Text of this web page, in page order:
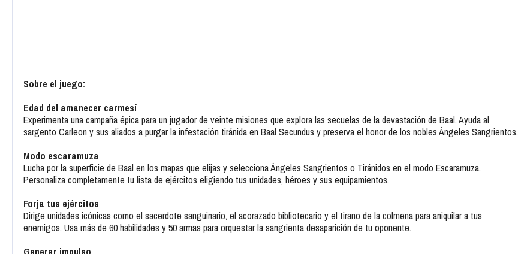
Sobre el juego:
Edad del amanecer carmesí
Experimenta una campaña épica para un jugador de veinte misiones que explora las secuelas de la devastación de Baal. Ayuda al
sargento Carleon y sus aliados a purgar la infestación tiránida en Baal Secundus y preserva el honor de los nobles Ángeles Sangrientos.
Modo escaramuza
Lucha por la superficie de Baal en los mapas que elijas y selecciona Ángeles Sangrientos o Tiránidos en el modo Escaramuza.
Personaliza completamente tu lista de ejércitos eligiendo tus unidades, héroes y sus equipamientos.
Forja tus ejércitos
Dirige unidades icónicas como el sacerdote sanguinario, el acorazado bibliotecario y el tirano de la colmena para aniquilar a tus
enemigos. Usa más de 60 habilidades y 50 armas para orquestar la sangrienta desaparición de tu oponente.